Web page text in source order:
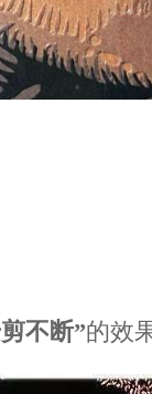
不断”的效